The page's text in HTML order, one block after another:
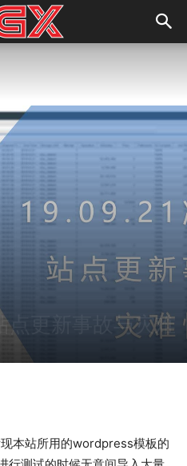
点更新事故与灾难
本站所用的wordpress模板的